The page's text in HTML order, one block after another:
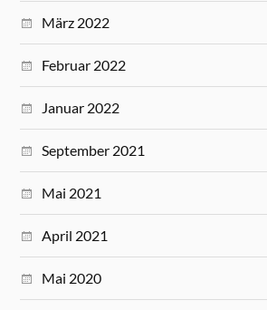
März 2022
Februar 2022
Januar 2022
September 2021
Mai 2021
April 2021
Mai 2020